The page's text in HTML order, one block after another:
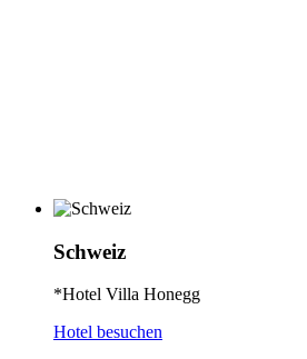
Schweiz
*Hotel Villa Honegg
Hotel besuchen